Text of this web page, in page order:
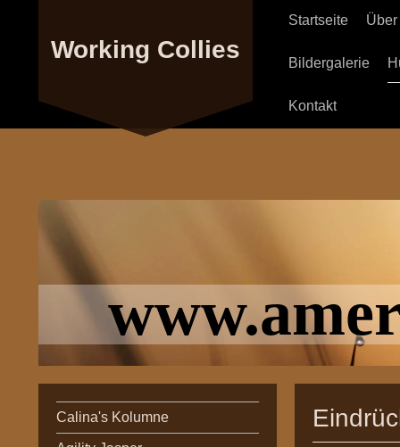
Startseite
Bildergalerie
Kontakt
Working Collies
Calina's Kolumne